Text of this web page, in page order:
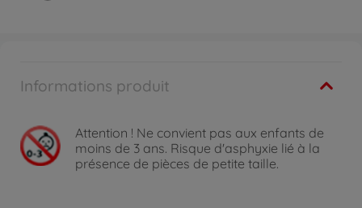
Informations produit
Attention ! Ne convient pas aux enfants de
moins de 3 ans. Risque d'asphyxie lié à la
présence de pièces de petite taille.